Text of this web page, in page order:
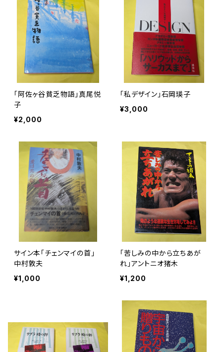
「阿佐ヶ谷貧乏物語」真尾悦
子
¥2,000
「私デザイン」石岡瑛子
¥3,000
サイン本「チェンマイの首」
中村敦夫
¥1,000
「苦しみの中から立ちあが
れ」アントニオ猪木
¥1,200